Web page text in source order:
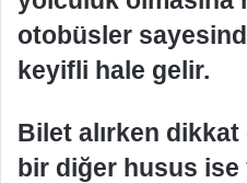
otobüsler
keyifli hale gelir.
Bilet alırken
bir diğer husus